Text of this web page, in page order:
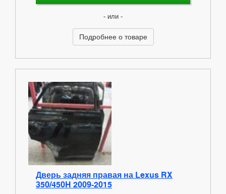
- или -
Подробнее о товаре
Дверь задняя правая на Lexus RX
350/450H 2009-2015